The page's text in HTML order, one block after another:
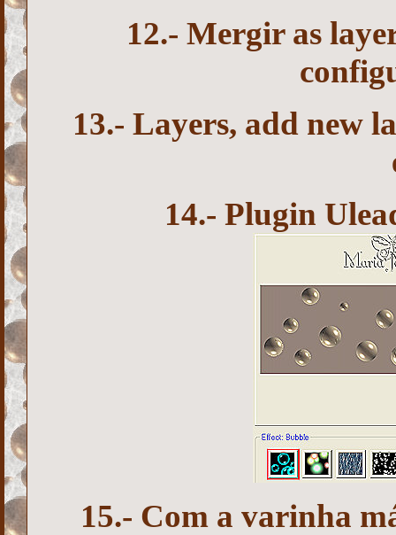
12.- Mergir as
13.- Layers, add new
14.- Plugin
15.- Com a varinha